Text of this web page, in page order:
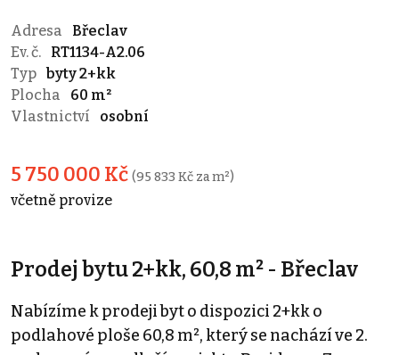
Adresa
Břeclav
Ev. č.
RT1134-A2.06
Typ byty 2+kk
Plocha
60 m²
Vlastnictví
osobní
5 750 000 Kč (95 833 Kč za m²)
včetně provize
Prodej bytu 2+kk, 60,8 m² - Břeclav
Nabízíme k prodeji byt o dispozici 2+kk o
podlahové ploše 60,8 m², který se nachází ve 2.